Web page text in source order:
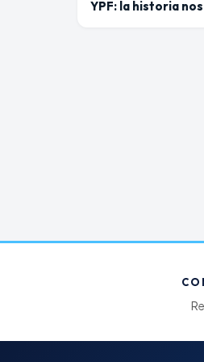
YPF: la historia